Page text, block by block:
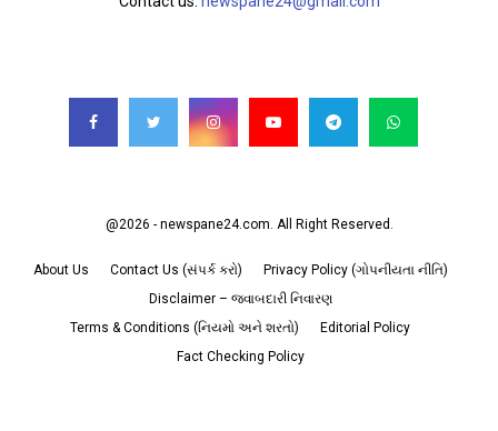
@2026 - newspane24.com. All Right Reserved.
About Us Contact Us (સંપર્ક કરો)
Privacy Policy (ગોપનીયતા નીતિ)
Disclaimer – જવાબદારી નિવારણ
Terms & Conditions (નિયમો અને શરતો)
Editorial Policy
Fact Checking Policy